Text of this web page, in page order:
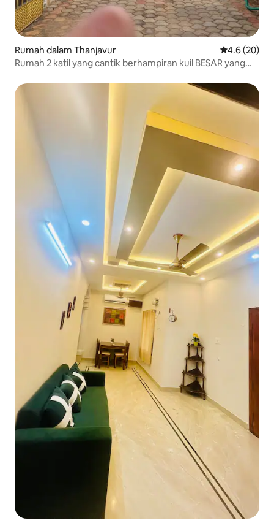
Rumah dalam Thanjavur Penarafan
4.6 (20)
Rumah 2 katil yang cantik berhampiran kuil BESAR yang